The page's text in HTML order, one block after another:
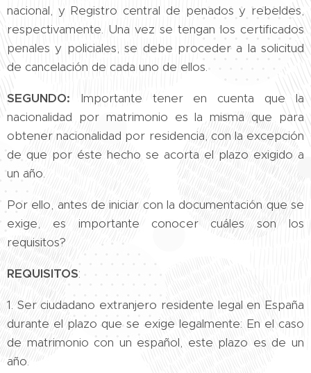
nacional, y Registro central de penados y rebeldes,
respectivamente. Una vez se tengan los certificados
penales y policiales, se debe proceder a la solicitud
de cancelación de cada uno de ellos.
SEGUNDO: Importante tener en cuenta que la
nacionalidad por matrimonio es la misma que para
obtener nacionalidad por residencia, con la excepción
de que por éste hecho se acorta el plazo exigido a
un año.
Por ello, antes de iniciar con la documentación que se
exige, es importante conocer cuáles son los
requisitos?
REQUISITOS:
1. Ser ciudadano extranjero residente legal en España
durante el plazo que se exige legalmente: En el caso
de matrimonio con un español, este plazo es de un
año.